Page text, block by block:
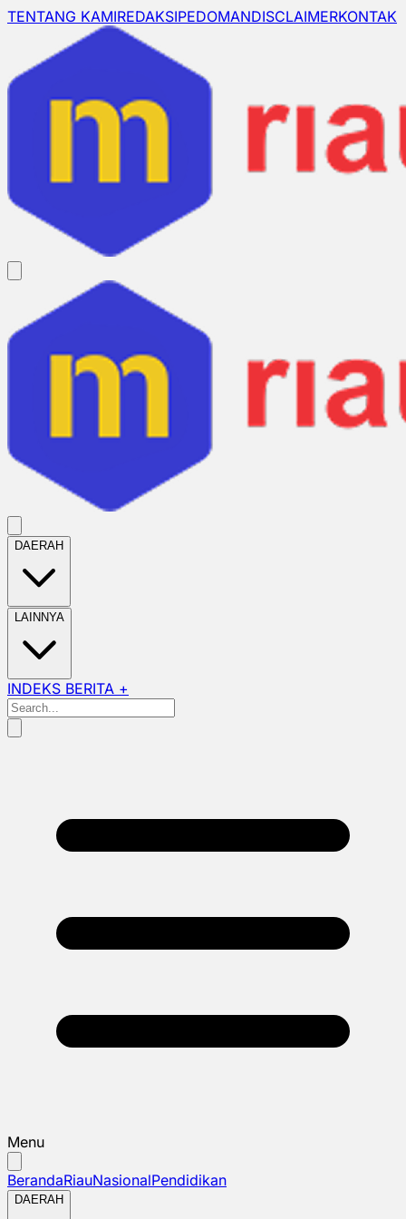
TENTANG KAMIREDAKSIPEDOMANDISCLAIMERKONTAK
DAERAH
LAINNYA
INDEKS BERITA +
Menu
BerandaRiauNasionalPendidikan
DAERAH